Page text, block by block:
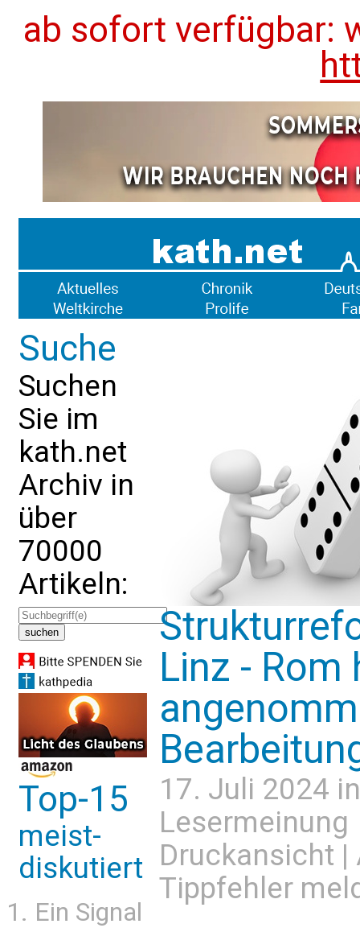
ab sofort verfügbar:
Suche
Suchen
Sie im
kath.net
Archiv in
über
70000
Artikeln:
Top-15
meist-
diskutiert
Ein Signal
Linz - Rom
17. Juli 2024
Lesermeinung
Druckansicht |
Tippfehler